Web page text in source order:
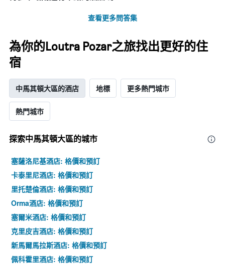
查看更多問答集
為你的Loutra Pozar之旅找出更好的住
宿
中馬其頓大區的酒店 地標 更多熱門城市
熱門城市
探索中馬其頓大區​的城市
塞薩洛尼基酒店: 格價和預訂
卡泰里尼酒店: 格價和預訂
里托楚倫酒店: 格價和預訂
Orma酒店: 格價和預訂
塞爾米酒店: 格價和預訂
克里皮吉酒店: 格價和預訂
新馬爾馬拉斯酒店: 格價和預訂
佩科霍里酒店: 格價和預訂